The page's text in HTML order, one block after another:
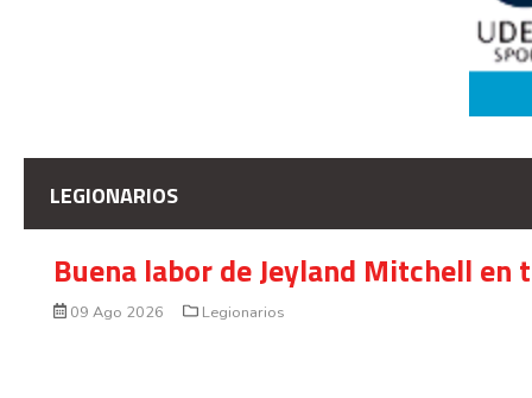
LEGIONARIOS
Buena labor de Jeyland Mitchell
09 Ago 2026 Legionarios